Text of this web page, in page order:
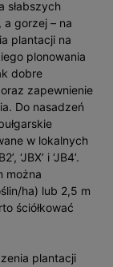
słabszych
gorzej – na
plantacji na
plonowania
dobre
zapewnienie
Do nasadzeń
w lokalnych
‘JBX’ i ‘JB4’.
można
ha) lub 2,5 m
ściółkować
plantacji